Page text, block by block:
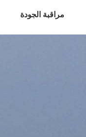
مراقبة الجودة